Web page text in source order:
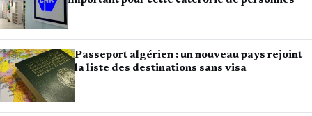
Passeport algérien : un nouveau pays rejoint
la liste des destinations sans visa